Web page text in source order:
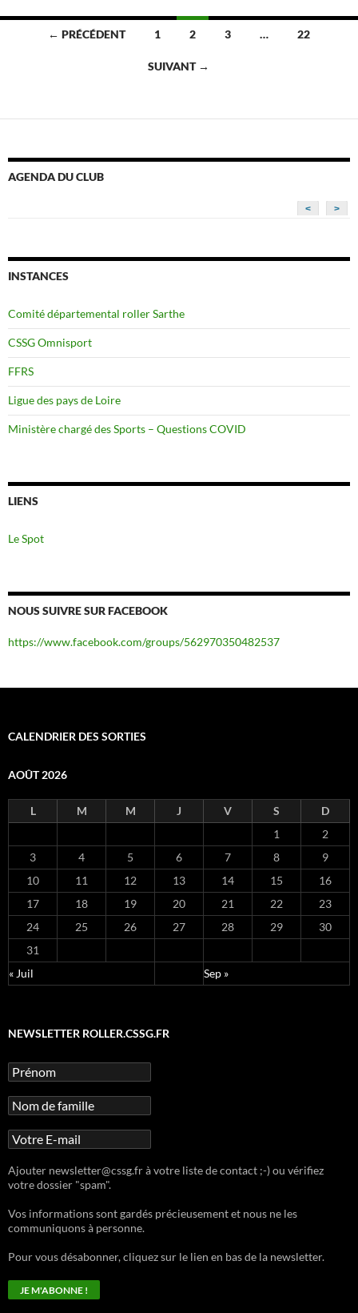
Navigation
← PRÉCÉDENT 1 2 3 … 22
SUIVANT →
AGENDA DU CLUB
< >
INSTANCES
Comité départemental roller Sarthe
CSSG Omnisport
FFRS
Ligue des pays de Loire
Ministère chargé des Sports – Questions COVID
LIENS
Le Spot
NOUS SUIVRE SUR FACEBOOK
https://www.facebook.com/groups/562970350482537
CALENDRIER DES SORTIES
AOÛT 2026
L M M J V S
D
1
2
3
4 5 6 7 8
9
10
11 12 13 14 15
16
17
18 19 20 21 22
23
24
25 26 27 28 29
30
31
« Juil
Sep »
NEWSLETTER ROLLER.CSSG.FR
Ajouter newsletter@cssg.fr à votre liste de contact ;-) ou vérifiez
votre dossier "spam".
Vos informations sont gardés précieusement et nous ne les
communiquons à personne.
Pour vous désabonner, cliquez sur le lien en bas de la newsletter.